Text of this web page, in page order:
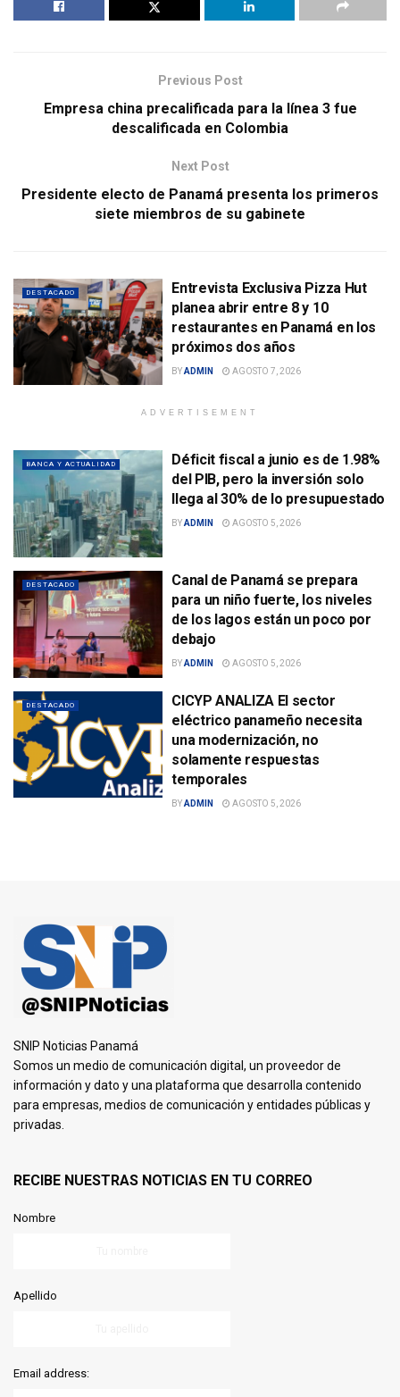
Previous Post
Empresa china precalificada para la línea 3 fue
descalificada en Colombia
Next Post
Presidente electo de Panamá presenta los primeros
siete miembros de su gabinete
DESTACADO
Entrevista Exclusiva Pizza Hut
planea abrir entre 8 y 10
restaurantes en Panamá en los
próximos dos años
BYADMIN AGOSTO 7, 2026
ADVERTISEMENT
BANCA Y ACTUALIDAD
Déficit fiscal a junio es de 1.98%
del PIB, pero la inversión solo
llega al 30% de lo presupuestado
BYADMIN AGOSTO 5, 2026
DESTACADO
Canal de Panamá se prepara
para un niño fuerte, los niveles
de los lagos están un poco por
debajo
BYADMIN AGOSTO 5, 2026
DESTACADO
CICYP ANALIZA El sector
eléctrico panameño necesita
una modernización, no
solamente respuestas
temporales
BYADMIN AGOSTO 5, 2026
SNIP Noticias Panamá
Somos un medio de comunicación digital, un proveedor de
información y dato y una plataforma que desarrolla contenido
para empresas, medios de comunicación y entidades públicas y
privadas.
RECIBE NUESTRAS NOTICIAS EN TU CORREO
Nombre
Apellido
Email address: